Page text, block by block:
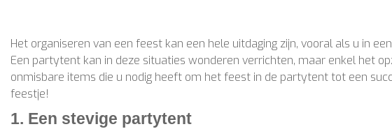
Het organiseren van een feest kan een hele uitdaging zijn, vooral als u in
Een partytent kan in deze situaties wonderen verrichten, maar enkel het
onmisbare items die u nodig heeft om het feest in de partytent tot een
feestje!
1. Een stevige partytent